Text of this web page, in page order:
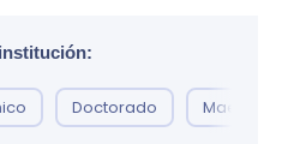
0
Doctorado Maestría